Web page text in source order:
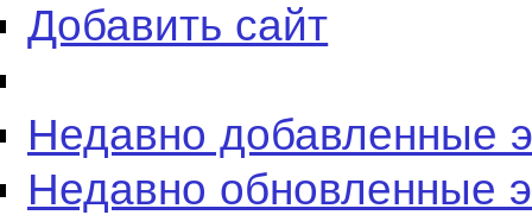
Добавить сайт
Недавно добавленные
Недавно обновленные